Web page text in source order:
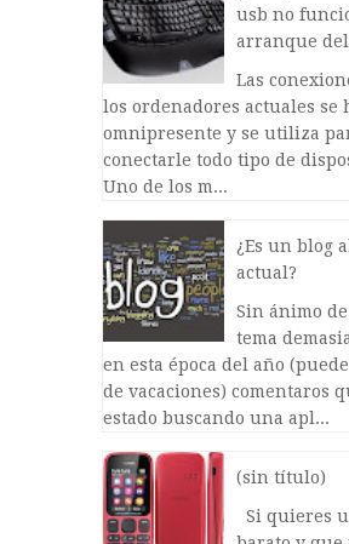
usb no
arranque del
Las
los ordenadores actuales se
omnipresente y se utiliza
conectarle todo tipo de
Uno de los m...
¿Es un blog
actual?
Sin ánimo
tema
en esta época del año
de vacaciones) comentaros
estado buscando una apl...
(sin título)
Si quieres